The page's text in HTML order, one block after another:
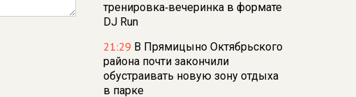
тренировка‑вечеринка в формате
DJ Run
21:29 В Прямицыно Октябрьского
района почти закончили
обустраивать новую зону отдыха
в парке